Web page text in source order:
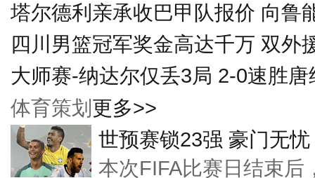
塔尔德利亲承收巴甲队报价 向鲁
四川男篮冠军奖金高达千万 双外
大师赛-纳达尔仅丢3局 2-0速胜
体育策划 更多>>
世预赛锁23强 豪门无忧
本次FIFA比赛日结束